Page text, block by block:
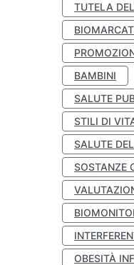
TUTELA
BAMBINI
SALUTE
STILI DI
SALUTE
SOSTANZE
OBESITÀ